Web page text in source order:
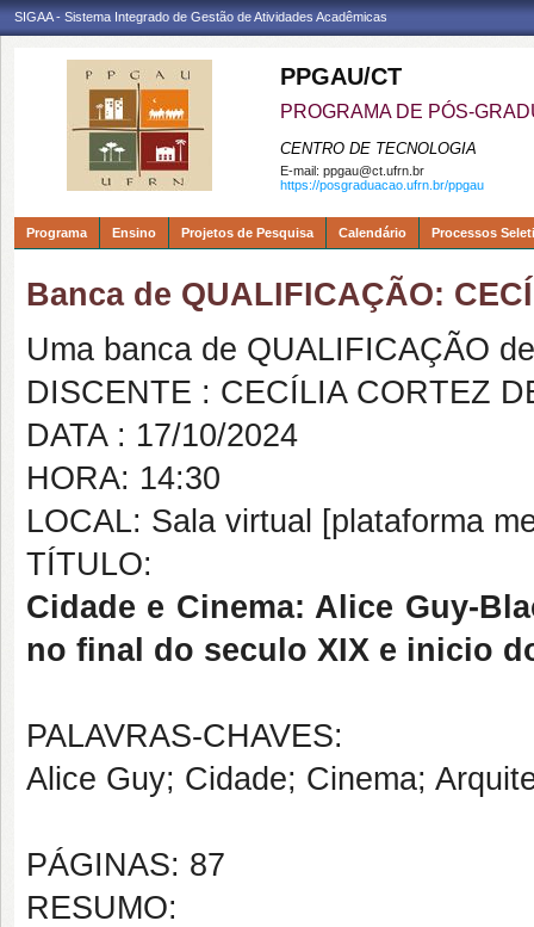
SIGAA - Sistema Integrado de Gestão de Atividades Acadêmicas
PPGAU/CT
PROGRAMA DE PÓS-
CENTRO DE TECNOLOGIA
E-mail: ppgau@ct.ufrn.br
https://posgraduacao.ufrn.br/ppgau
Programa Ensino Projetos de Pesquisa Calendário Processos
Banca de QUALIFICAÇÃO:
Uma banca de QUALIFICAÇÃO
DISCENTE : CECÍLIA CORTEZ
DATA : 17/10/2024
HORA: 14:30
LOCAL: Sala virtual [plataforma
TÍTULO:
Cidade e Cinema: Alice Guy-
no final do seculo XIX e inicio
PALAVRAS-CHAVES:
Alice Guy; Cidade; Cinema;
PÁGINAS: 87
RESUMO: